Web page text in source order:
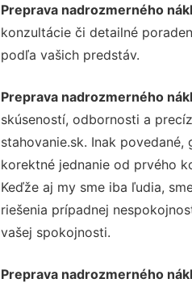
Preprava nadrozmerného
konzultácie či detailné
podľa vašich predstáv.
Preprava nadrozmerného
skúseností, odbornosti a
stahovanie.sk. Inak
korektné jednanie od prvého
Keďže aj my sme iba ľudia,
riešenia prípadnej
vašej spokojnosti.
Preprava nadrozmerného